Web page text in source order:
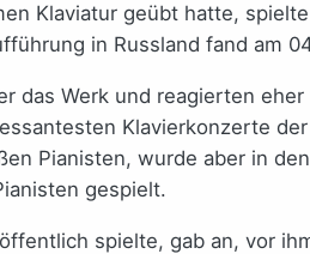
Klaviatur geübt hatte,
in Russland fand am
Werk und reagierten
Klavierkonzerte
Pianisten, wurde aber in
gespielt.
spielte, gab an, vor